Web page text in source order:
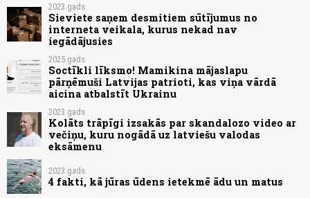
2023.gads
Sieviete saņem desmitiem sūtījumus no
interneta veikala, kurus nekad nav
iegādājusies
2025.gads
Soctīkli līksmo! Mamikina mājaslapu
pārņēmuši Latvijas patrioti, kas viņa vārdā
aicina atbalstīt Ukrainu
2023.gads
Kolāts trāpīgi izsakās par skandalozo video ar
večiņu, kuru nogādā uz latviešu valodas
eksāmenu
2023.gads
4 fakti, kā jūras ūdens ietekmē ādu un matus